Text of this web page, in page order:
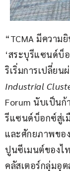
“TCMA มีความ
‘สระบุรีแซนด์บ็อ
ริเริ่มการเปลี่ย
Industrial
Forum นับเป็น
รีแซนด์บ็อกซ์สู่เ
และศักยภาพขอ
ปูนซีเมนต์ของไ
คลัสเตอร์กลุ่มอุ